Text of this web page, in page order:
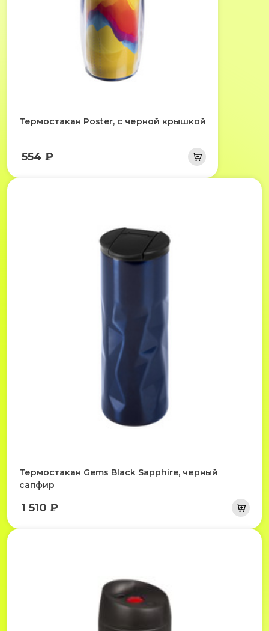
Термостакан Poster, с черной крышкой
554 ₽
Термостакан Gems Black Sapphire, черный
сапфир
1 510 ₽